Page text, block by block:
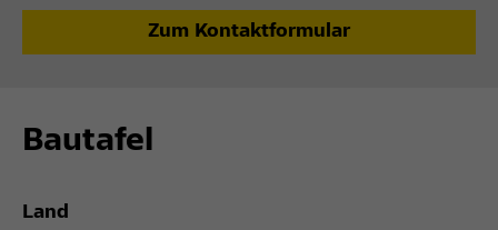
Zum Kontaktformular
Bautafel
Land